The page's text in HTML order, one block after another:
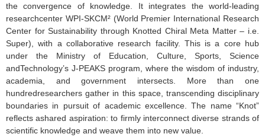
the convergence of knowledge. It integrates the world-leading
researchcenter WPI-SKCM² (World Premier International Research
Center for Sustainability through Knotted Chiral Meta Matter – i.e.
Super), with a collaborative research facility. This is a core hub
under the Ministry of Education, Culture, Sports, Science
andTechnology’s J-PEAKS program, where the wisdom of industry,
academia, and government intersects. More than one
hundredresearchers gather in this space, transcending disciplinary
boundaries in pursuit of academic excellence. The name “Knot”
reflects ashared aspiration: to firmly interconnect diverse strands of
scientific knowledge and weave them into new value.